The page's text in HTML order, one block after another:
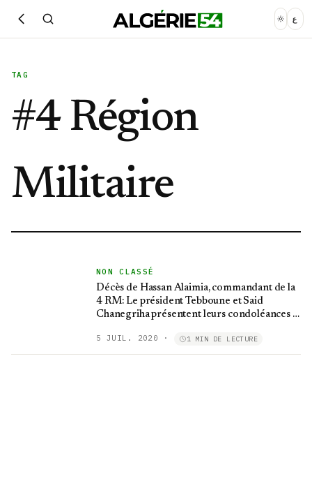
ع
TAG
#4 Région
Militaire
NON CLASSÉ
Décès de Hassan Alaimia, commandant de la
4 RM: Le président Tebboune et Said
Chanegriha présentent leurs condoléances à
5 JUIL. 2020 · 1 MIN DE LECTURE